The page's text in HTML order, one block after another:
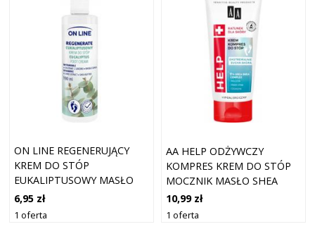
ON LINE REGENERUJĄCY
KREM DO STÓP
EUKALIPTUSOWY MASŁO
SHEA WITAMINA E 190ML
6,95 zł
1 oferta
AA HELP ODŻYWCZY
KOMPRES KREM DO STÓP
MOCZNIK MASŁO SHEA
GLICERYNA 75ML
10,99 zł
1 oferta